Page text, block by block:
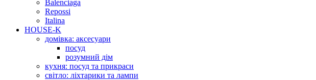
Balenciaga
Repossi
Italina
HOUSE-K
домівка: аксесуари
посуд
розумний дім
кухня: посуд та прикраси
світло: ліхтарики та лампи